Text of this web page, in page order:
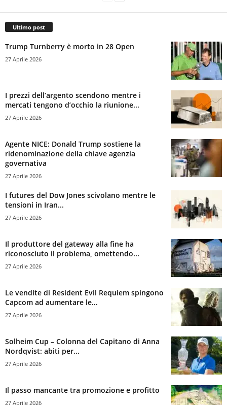
Ultimo post
Trump Turnberry è morto in 28 Open
27 Aprile 2026
I prezzi dell’argento scendono mentre i
mercati tengono d’occhio la riunione...
27 Aprile 2026
Agente NICE: Donald Trump sostiene la
ridenominazione della chiave agenzia
governativa
27 Aprile 2026
I futures del Dow Jones scivolano mentre le
tensioni in Iran...
27 Aprile 2026
Il produttore del gateway alla fine ha
riconosciuto il problema, omettendo...
27 Aprile 2026
Le vendite di Resident Evil Requiem spingono
Capcom ad aumentare le...
27 Aprile 2026
Solheim Cup – Colonna del Capitano di Anna
Nordqvist: abiti per...
27 Aprile 2026
Il passo mancante tra promozione e profitto
27 Aprile 2026